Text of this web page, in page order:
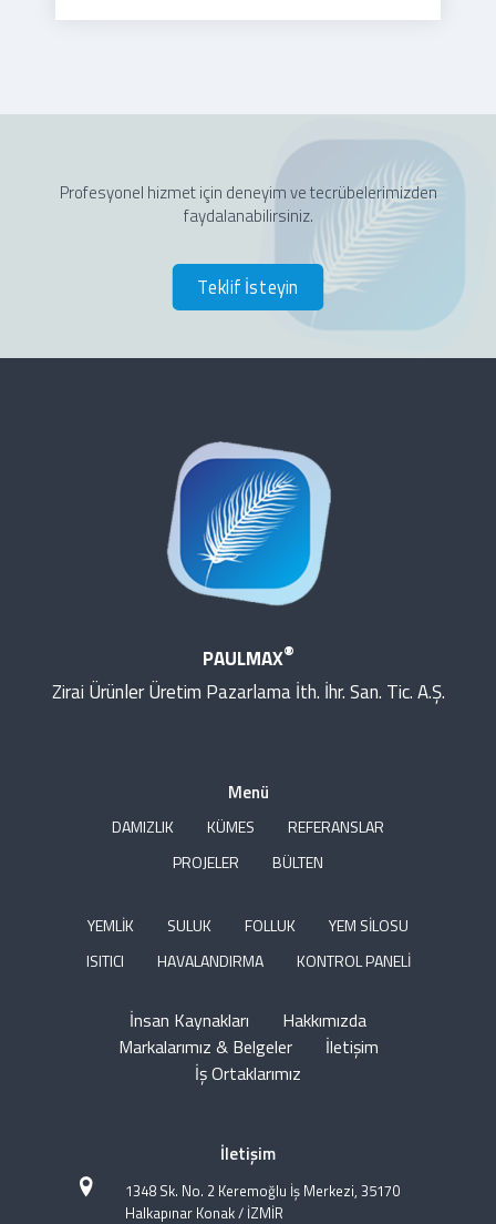
Profesyonel hizmet için deneyim ve tecrübelerimizden
faydalanabilirsiniz.
Teklif İsteyin
PAULMAX®
Zirai Ürünler Üretim Pazarlama İth. İhr. San. Tic. A.Ş.
Menü
DAMIZLIK KÜMES
REFERANSLAR
PROJELER
BÜLTEN
YEMLİK SULUK FOLLUK
YEM SİLOSU
ISITICI
HAVALANDIRMA KONTROL PANELİ
İnsan Kaynakları
Hakkımızda
Markalarımız & Belgeler
İletişim
İş Ortaklarımız
İletişim
1348 Sk. No. 2 Keremoğlu İş Merkezi, 35170
Halkapınar Konak / İZMİR